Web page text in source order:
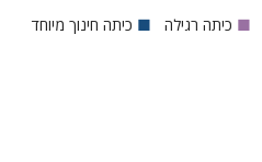
■ כיתה רגילה ■ כיתה חינוך מיוחד